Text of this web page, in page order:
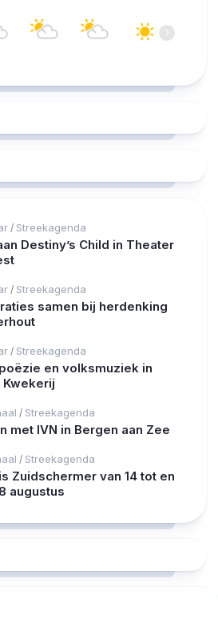
›
/ Streekagenda
Destiny’s Child in Theater
/ Streekagenda
samen bij herdenking
/ Streekagenda
en volksmuziek in
Kwekerij
/ Streekagenda
met IVN in Bergen aan Zee
/ Streekagenda
Zuidschermer van 14 tot en
augustus